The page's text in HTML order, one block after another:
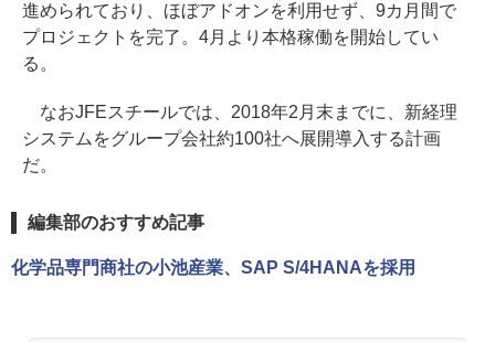
進められており、ほぼアドオンを利用せず、9カ月間で
プロジェクトを完了。4月より本格稼働を開始してい
る。
なおJFEスチールでは、2018年2月末までに、新経理
システムをグループ会社約100社へ展開導入する計画
だ。
編集部のおすすめ記事
化学品専門商社の小池産業、SAP S/4HANAを採用